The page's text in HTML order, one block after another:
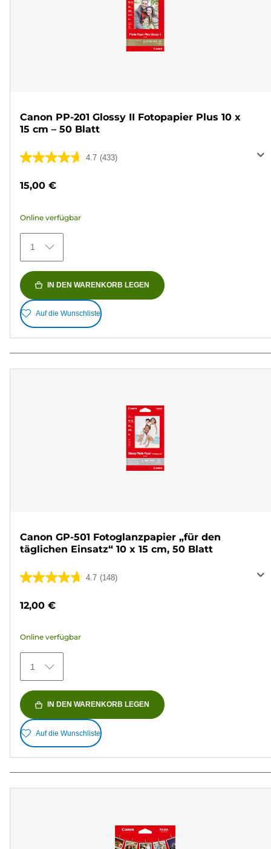
Canon PP-201 Glossy II Fotopapier Plus 10 x
15 cm – 50 Blatt
4.7 (433)
4.7
433
Bewertungen
15,00 €
Online verfügbar
1
IN DEN WARENKORB LEGEN
Auf die Wunschliste
Canon GP-501 Fotoglanzpapier „für den
täglichen Einsatz“ 10 x 15 cm, 50 Blatt
4.7 (148)
4.7
148
Bewertungen
12,00 €
Online verfügbar
1
IN DEN WARENKORB LEGEN
Auf die Wunschliste